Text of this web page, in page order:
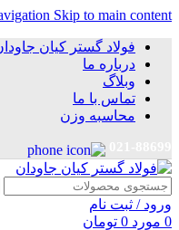
Skip to main content
فولاد گستر کیان
درباره ما
وبلاگ
تماس با ما
محاسبه وزن
ورود / ثبت نام
0 مورد 0 تومان